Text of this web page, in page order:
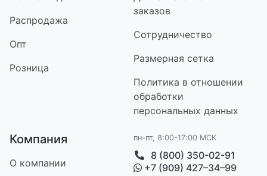
Распродажа
Опт
Розница
заказов
Сотрудничество
Размерная сетка
Политика в отношении
обработки
персональных данных
Компания
О компании
пн-пт, 8:00-17:00 МСК
8 (800) 350-02-91
+7 (909) 427–34–99